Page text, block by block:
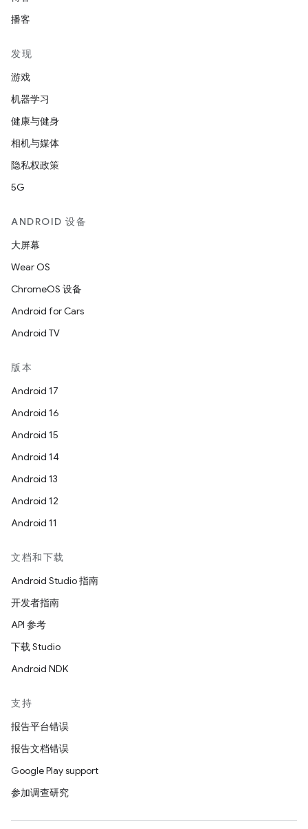
播客
发现
游戏
机器学习
健康与健身
相机与媒体
隐私权政策
5G
ANDROID 设备
大屏幕
Wear OS
ChromeOS 设备
Android for Cars
Android TV
版本
Android 17
Android 16
Android 15
Android 14
Android 13
Android 12
Android 11
文档和下载
Android Studio 指南
开发者指南
API 参考
下载 Studio
Android NDK
支持
报告平台错误
报告文档错误
Google Play support
参加调查研究